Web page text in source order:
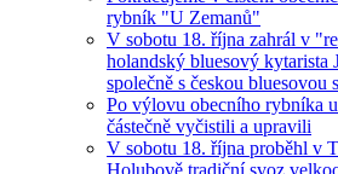
rybník "U Zemanů"
V sobotu 18. října zahrál v
holandský bluesový kytarista
společně s českou bluesovou
Po výlovu obecního rybníka
částečně vyčistili a upravili
V sobotu 18. října proběhl v
Holubově tradiční svoz